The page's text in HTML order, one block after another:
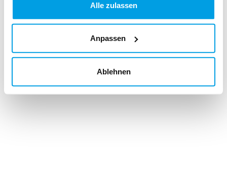
Alle zulassen
Anpassen
Ablehnen